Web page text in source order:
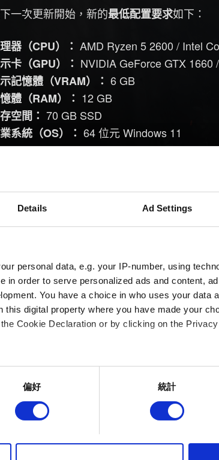
Details Ad Settings
personal data, e.g. your IP-number, using
in order to serve personalized ads and content,
You have a choice in who uses your data
this digital property where you have made your
Cookie Declaration or by clicking on the
location which can be accurate to
scanning it for specific characteristics
data is processed and set your preferences in the
為您推薦合適的內容，偶爾這些資訊也會提供我
偏好 統計
一次更新開始，新的最低配置要求如下：
器（CPU）： AMD Ryzen 5 2600 / Intel
卡（GPU）： NVIDIA GeForce GTX
記憶體（VRAM）： 6 GB
體（RAM）： 12 GB
空間：70 GB SSD
系統（OS）： 64 位元 Windows 11
些最低系統配備需求，反映了自我們上一次
隨著微軟於 2025 年 10 月 14 日終止對
客 2077》的最低作業系統需求。由於缺乏
我們將不再支援傳統硬碟（HDD），因為
，並提升整體的效能表現。
本遊戲將僅支援以 DirectX 12 運行，這能
我們未來將僅支援 Windows 11 官方支援的
我們將僅支援微軟 Windows 11 系統下，
意，您可以將遊戲降回至先前的舊版本，詳